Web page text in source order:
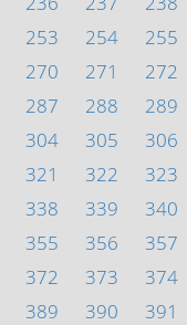
253 254 255
270 271 272
287 288 289
304 305 306
321 322 323
338 339 340
355 356 357
372 373 374
389 390 391